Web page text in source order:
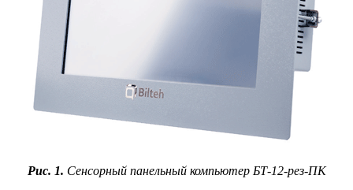
Рис. 1. Сенсорный панельный компьютер БТ‑12-рез-ПК